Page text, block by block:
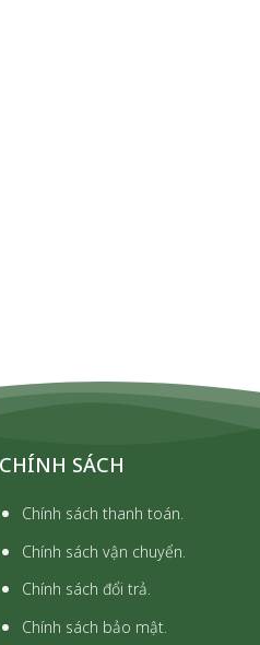
CHÍNH SÁCH
Chính sách thanh toán.
Chính sách vận chuyển.
Chính sách đổi trả.
Chính sách bảo mật.